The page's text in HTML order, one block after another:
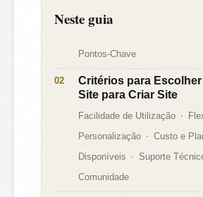
Neste guia
Pontos-Chave
Critérios para
Site para Criar Site
Facilidade de Utilização
Personalização
Custo e
Disponíveis
Suporte
Comunidade